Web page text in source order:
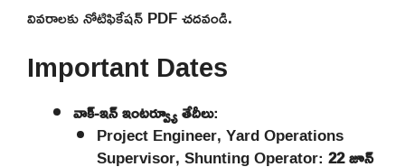
వివరాలకు నోటిఫికేషన్ PDF చదవండి.
Important Dates
వాక్-ఇన్ ఇంటర్వ్యూ తేదీలు:
Project Engineer, Yard Operations
Supervisor, Shunting Operator: 22 జూన్